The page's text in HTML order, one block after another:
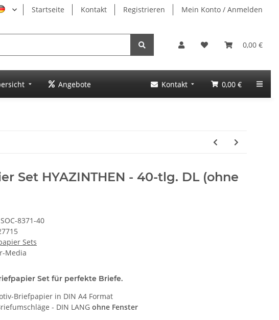
Startseite Kontakt Registrieren Mein Konto / Anmelden
0,00 €
Angebote Kontakt 0,00 €
Set HYAZINTHEN - 40-tlg. DL (ohne
SOC-8371-40
Sets
Media
Set für perfekte Briefe.
Briefpapier in DIN A4 Format
- DIN LANG ohne Fenster